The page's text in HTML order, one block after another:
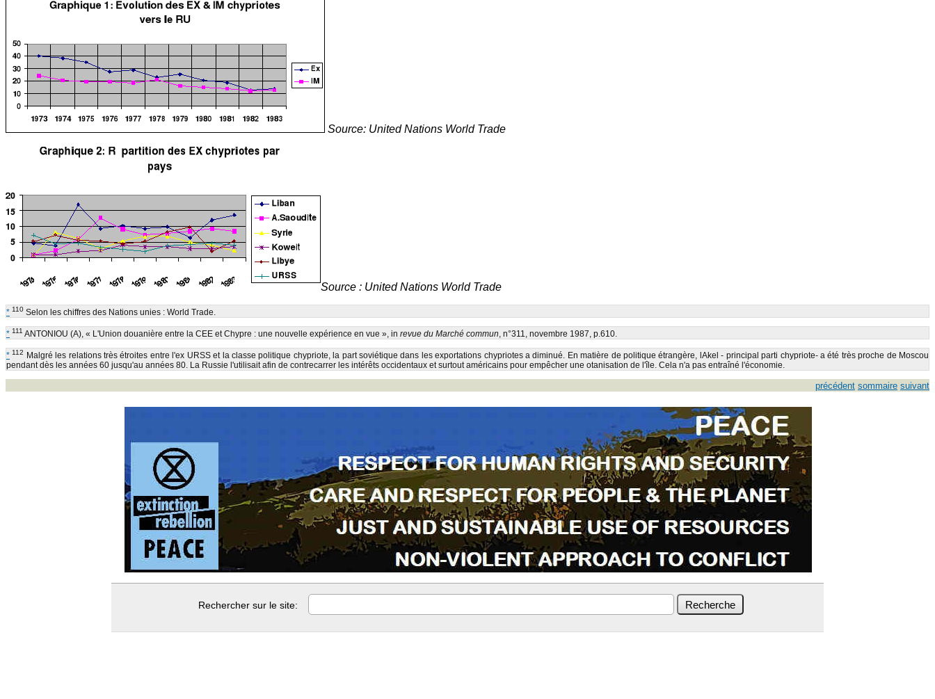
Source: United Nations World Trade
Source : United Nations World Trade
* 110 Selon les chiffres des Nations unies : World Trade.
* 111 ANTONIOU (A), « L'Union douanière entre la CEE et Chypre : une nouvelle expérience en vue », in revue du Marché commun, n°311, novembre 1987, p.610.
* 112
Malgré les relations très étroites entre l'ex URSS et la classe politique chypriote, la part soviétique dans les exportations chypriotes a diminué. En matière de politique étrangère, lAkel - principal parti chypriote- a été très proche de Moscou
pendant dès les années 60 jusqu'au années 80. La Russie l'utilisait afin de contrecarrer les intérêts occidentaux et surtout américains pour empêcher une otanisation de l'île. Cela n'a pas entraîné l'économie.
précédent sommaire suivant
Rechercher sur le site: